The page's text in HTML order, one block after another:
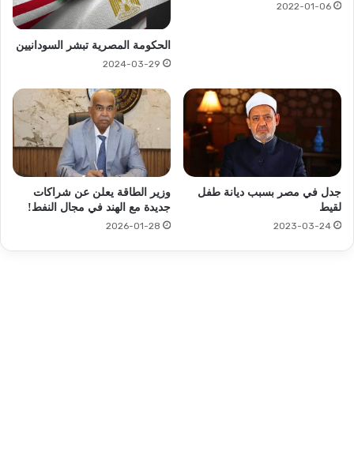
2022-01-06
الحكومة المصرية تبشر السودانيين
2024-03-29
جدل في مصر بسبب ديانة طفل
لقيط
2023-03-24
وزير الطاقة يعلن عن شراكات
جديدة مع الهند في مجال النفط!
2026-01-28